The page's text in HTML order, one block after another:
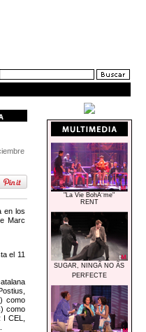
en los
Marc
el 11
como
como
CEL,
"La Vie BohÃ¨me"
RENT
SUGAR, NINGÃ NO ÃS
PERFECTE